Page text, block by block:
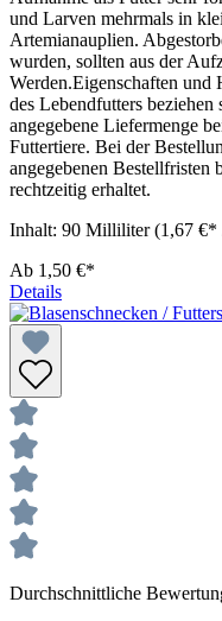
und Larven mehrmals in
Artemianauplien.
wurden, sollten aus der
Werden.Eigenschaften
des Lebendfutters
angegebene Liefermenge
Futtertiere. Bei der
angegebenen Bestellfristen
rechtzeitig erhaltet.
Inhalt: 90 Milliliter(1,67
Ab 1,50 €*
Details
Durchschnittliche